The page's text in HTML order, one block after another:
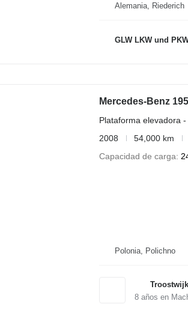
Alemania, Riederich
GLW LKW und
Mercedes-Benz
Plataforma elevadora
2008
54,000 km
Capacidad de carga
Polonia, Polichno
8años en